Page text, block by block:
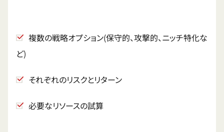
複数の戦略オプション(保守的、攻撃的、ニッチ特化な
ど)
それぞれのリスクとリターン
必要なリソースの試算